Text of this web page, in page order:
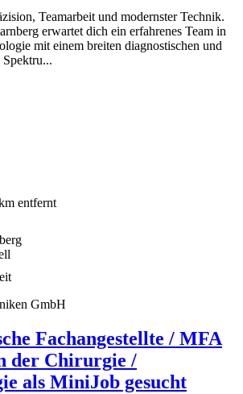
Teamarbeit und modernster Technik.
erwartet dich ein erfahrenes Team in
mit einem breiten diagnostischen und
Spektru...
entfernt
GmbH
Fachangestellte / MFA
der Chirurgie /
als MiniJob gesucht